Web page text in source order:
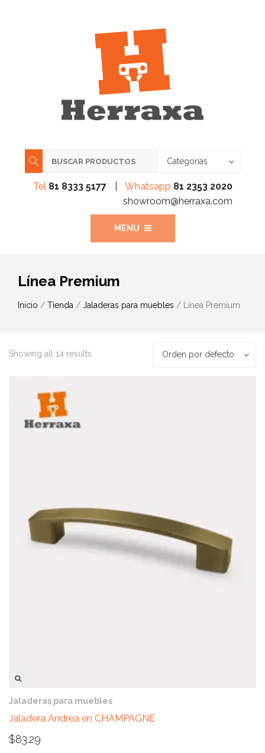
Categorías
Tel 81 8333 5177 Whatsapp 81 2353 2020
showroom@herraxa.com
MENU
Línea Premium
Inicio / Tienda / Jaladeras para muebles / Línea Premium
Showing all 14 results Orden por defecto
Jaladeras para muebles
Jaladera Andrea en CHAMPAGNE
$83.29